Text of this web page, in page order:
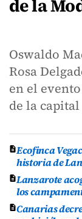
de la
Oswaldo
Rosa
en el
de la
Ecofinca
historia de
Lanzarote
los
Canarias